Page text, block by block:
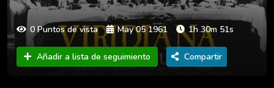
0 Puntos de vista May 05 1961 1h 30m 51s
Añadir a lista de seguimiento Compartir